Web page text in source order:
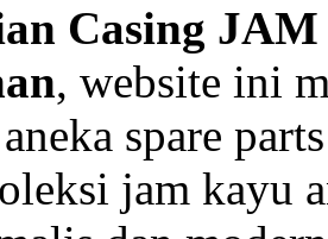
Casing
, website ini
spare
jam kayu